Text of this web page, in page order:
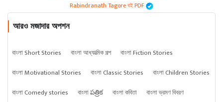
Rabindranath Tagore বই PDF
আরও মজাদার অপশন
বাংলা Short Stories বাংলা আধ্যাত্মিক গল্প
বাংলা Fiction Stories
বাংলা Motivational Stories
বাংলা Classic Stories
বাংলা Children Stories
বাংলা Comedy stories
বাংলা పత్రిక বাংলা কবিতা
বাংলা ভ্রমণ বিবরণ